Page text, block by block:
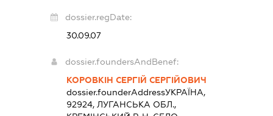
dossier.regDate:
30.09.07
dossier.foundersAndBenef:
КОРОВКІН СЕРГІЙ СЕРГІЙОВИЧ
dossier.founderAddressУКРАЇНА,
92924, ЛУГАНСЬКА ОБЛ.,